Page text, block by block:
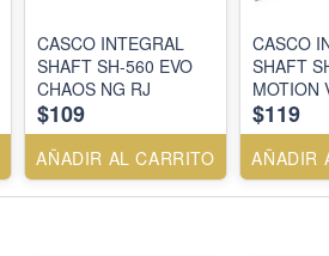
CASCO INTEGRAL
SHAFT SH-560 EVO
CHAOS NG RJ
$109
AÑADIR AL CARRITO
CASCO
SHAFT
MOTION
$119
AÑADIR